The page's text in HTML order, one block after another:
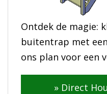
Ontdek de magie:
buitentrap met
ons plan voor een
» Direct